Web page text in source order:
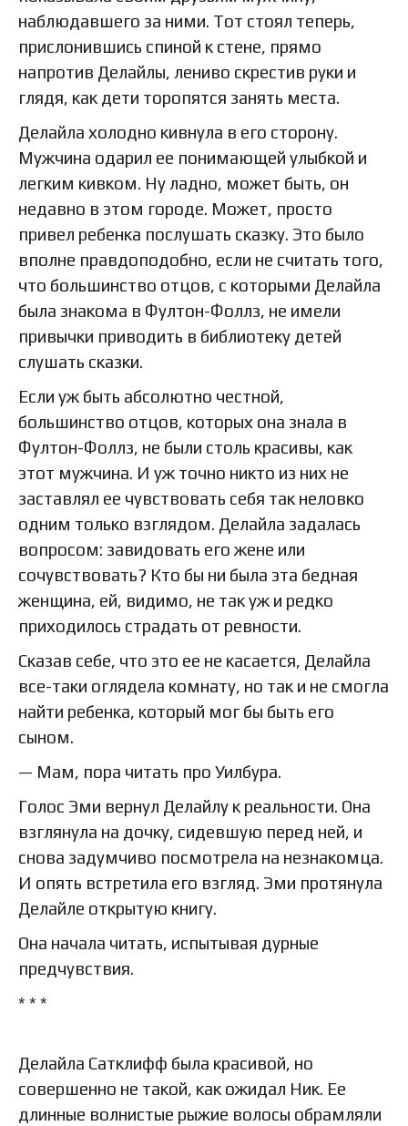
наблюдавшего за ними. Тот стоял теперь,
прислонившись спиной к стене, прямо
напротив Делайлы, лениво скрестив руки и
глядя, как дети торопятся занять места.
Делайла холодно кивнула в его сторону.
Мужчина одарил ее понимающей улыбкой и
легким кивком. Ну ладно, может быть, он
недавно в этом городе. Может, просто
привел ребенка послушать сказку. Это было
вполне правдоподобно, если не считать того,
что большинство отцов, с которыми Делайла
была знакома в Фултон-Фоллз, не имели
привычки приводить в библиотеку детей
слушать сказки.
Если уж быть абсолютно честной,
большинство отцов, которых она знала в
Фултон-Фоллз, не были столь красивы, как
этот мужчина. И уж точно никто из них не
заставлял ее чувствовать себя так неловко
одним только взглядом. Делайла задалась
вопросом: завидовать его жене или
сочувствовать? Кто бы ни была эта бедная
женщина, ей, видимо, не так уж и редко
приходилось страдать от ревности.
Сказав себе, что это ее не касается, Делайла
все-таки оглядела комнату, но так и не смогла
найти ребенка, который мог бы быть его
сыном.
— Мам, пора читать про Уилбура.
Голос Эми вернул Делайлу к реальности. Она
взглянула на дочку, сидевшую перед ней, и
снова задумчиво посмотрела на незнакомца.
И опять встретила его взгляд. Эми протянула
Делайле открытую книгу.
Она начала читать, испытывая дурные
предчувствия.
* * *
Делайла Сатклифф была красивой, но
совершенно не такой, как ожидал Ник. Ее
длинные волнистые рыжие волосы обрамляли